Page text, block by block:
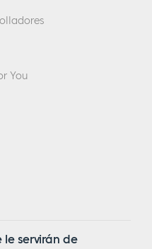
You
le servirán de